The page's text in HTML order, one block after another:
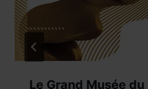
Le Grand Musée